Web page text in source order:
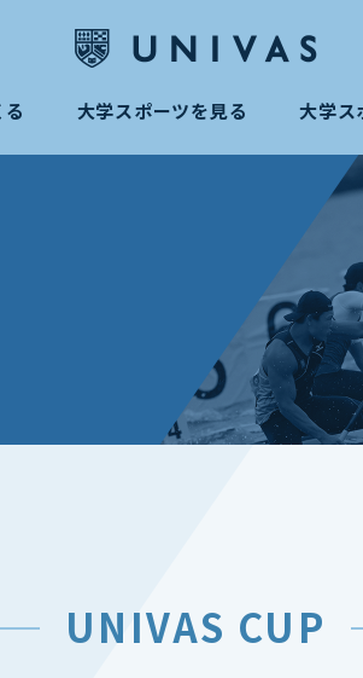
大学スポーツを見る 大学ス
UNIVAS CUP